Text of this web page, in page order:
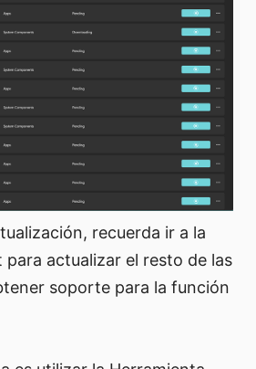
recuerda ir a la
actualizar el resto de las
soporte para la función